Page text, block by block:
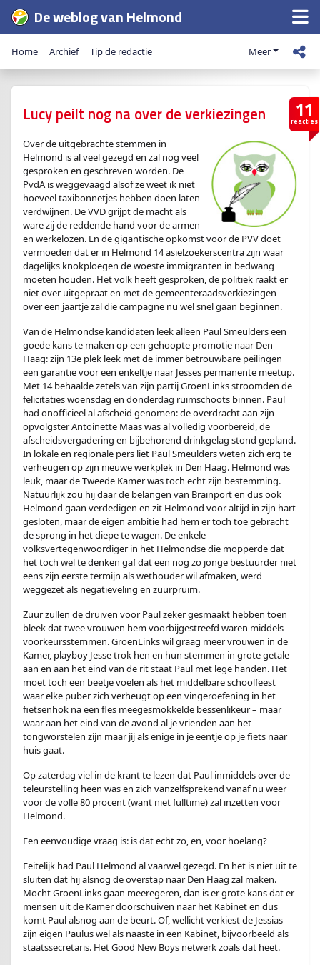
De weblog van Helmond
Home Archief Tip de redactie Meer
11
reacties
Lucy peilt nog na over de verkiezingen
Over de uitgebrachte stemmen in
Helmond is al veel gezegd en zal nog veel
gesproken en geschreven worden. De
PvdA is weggevaagd alsof ze weet ik niet
hoeveel taxibonnetjes hebben doen laten
verdwijnen. De VVD grijpt de macht als
ware zij de reddende hand voor de armen
en werkelozen. En de gigantische opkomst voor de PVV doet
vermoeden dat er in Helmond 14 asielzoekerscentra zijn waar
dagelijks knokploegen de woeste immigranten in bedwang
moeten houden. Het volk heeft gesproken, de politiek raakt er
niet over uitgepraat en met de gemeenteraadsverkiezingen
over een jaartje zal die campagne nu wel snel gaan beginnen.
Van de Helmondse kandidaten leek alleen Paul Smeulders een
goede kans te maken op een gehoopte promotie naar Den
Haag: zijn 13e plek leek met de immer betrouwbare peilingen
een garantie voor een enkeltje naar Jesses permanente meetup.
Met 14 behaalde zetels van zijn partij GroenLinks stroomden de
felicitaties woensdag en donderdag ruimschoots binnen. Paul
had onofficieel al afscheid genomen: de overdracht aan zijn
opvolgster Antoinette Maas was al volledig voorbereid, de
afscheidsvergadering en bijbehorend drinkgelag stond gepland.
In lokale en regionale pers liet Paul Smeulders weten zich erg te
verheugen op zijn nieuwe werkplek in Den Haag. Helmond was
leuk, maar de Tweede Kamer was toch echt zijn bestemming.
Natuurlijk zou hij daar de belangen van Brainport en dus ook
Helmond gaan verdedigen en zit Helmond voor altijd in zijn hart
gesloten, maar de eigen ambitie had hem er toch toe gebracht
de sprong in het diepe te wagen. De enkele
volksvertegenwoordiger in het Helmondse die mopperde dat
het toch wel te denken gaf dat een nog zo jonge bestuurder niet
eens zijn eerste termijn als wethouder wil afmaken, werd
weggezet als negatieveling en zuurpruim.
Zuur zullen de druiven voor Paul zeker gesmaakt hebben toen
bleek dat twee vrouwen hem voorbijgestreefd waren middels
voorkeursstemmen. GroenLinks wil graag meer vrouwen in de
Kamer, playboy Jesse trok hen en hun stemmen in grote getale
aan en aan het eind van de rit staat Paul met lege handen. Het
moet toch een beetje voelen als het middelbare schoolfeest
waar elke puber zich verheugt op een vingeroefening in het
fietsenhok na een fles meegesmokkelde bessenlikeur – maar
waar aan het eind van de avond al je vrienden aan het
tongworstelen zijn maar jij als enige in je eentje op je fiets naar
huis gaat.
Op zaterdag viel in de krant te lezen dat Paul inmiddels over de
teleurstelling heen was en zich vanzelfsprekend vanaf nu weer
voor de volle 80 procent (want niet fulltime) zal inzetten voor
Helmond.
Een eenvoudige vraag is: is dat echt zo, en, voor hoelang?
Feitelijk had Paul Helmond al vaarwel gezegd. En het is niet uit te
sluiten dat hij alsnog de overstap naar Den Haag zal maken.
Mocht GroenLinks gaan meeregeren, dan is er grote kans dat er
mensen uit de Kamer doorschuiven naar het Kabinet en dus
komt Paul alsnog aan de beurt. Of, wellicht verkiest de Jessias
zijn eigen Paulus wel als naaste in een Kabinet, bijvoorbeeld als
staatssecretaris. Het Good New Boys netwerk zoals dat heet.